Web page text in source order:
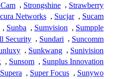
Strawberry
,
Strongshine
,
Sucam
,
Sucjar
,
Networks
Sumpple
,
Sumvision
,
Sunba
,
Suncomm
,
Sundari
,
Security
Sunivision
,
Sunkwang
,
Sunplus Innovation
,
Sunsom
,
Sunywo
,
Super Focus
,
Supera